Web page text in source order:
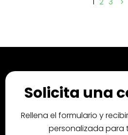
Solicita una
Rellena el formulario y
personalizada para